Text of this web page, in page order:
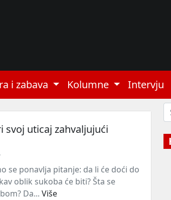
i zabava Kolumne Intervju
svoj uticaj zahvaljujući
se ponavlja pitanje: da li će doći do
oblik sukoba će biti? Šta se
Da... Više